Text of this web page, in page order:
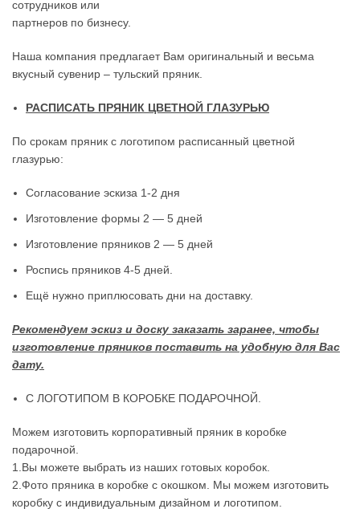
сотрудников или
партнеров по бизнесу.
Наша компания предлагает Вам оригинальный и весьма
вкусный сувенир – тульский пряник.
РАСПИСАТЬ ПРЯНИК ЦВЕТНОЙ ГЛАЗУРЬЮ
По срокам пряник с логотипом расписанный цветной
глазурью:
Согласование эскиза 1-2 дня
Изготовление формы 2 — 5 дней
Изготовление пряников 2 — 5 дней
Роспись пряников 4-5 дней.
Ещё нужно приплюсовать дни на доставку.
Рекомендуем эскиз и доску заказать заранее, чтобы
изготовление пряников поставить на удобную для Вас
дату.
С ЛОГОТИПОМ В КОРОБКЕ ПОДАРОЧНОЙ.
Можем изготовить корпоративный пряник в коробке
подарочной.
1.Вы можете выбрать из наших готовых коробок.
2.Фото пряника в коробке с окошком. Мы можем изготовить
коробку с индивидуальным дизайном и логотипом.